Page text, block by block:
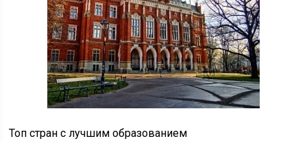
Топ стран с лучшим образованием